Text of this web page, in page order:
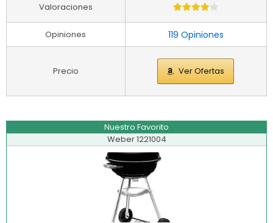
119 Opiniones
Ver Ofertas
Valoraciones
Opiniones
Precio
Nuestro Favorito
Weber 1221004